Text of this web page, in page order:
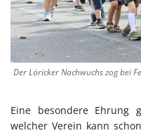
Der Löricker Nachwuchs zog bei
Eine besondere Ehrung
welcher Verein kann